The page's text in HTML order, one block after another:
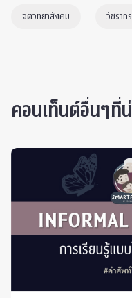
จิตวิทยาสังคม วัชรา
คอนเท็นต์อื่นๆที่